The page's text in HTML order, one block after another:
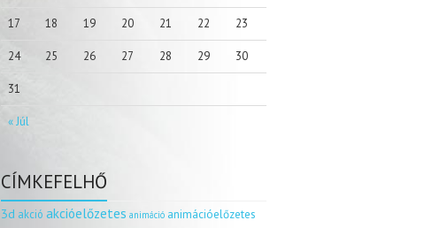
« Júl
17 18 19 20 21 22 23
24 25 26 27 28 29 30
31
CÍMKEFELHŐ
3d akció akcióelőzetes animáció animációelőzetes